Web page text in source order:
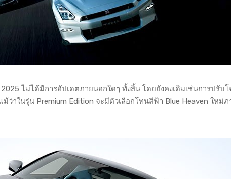
ไม่ได้มีการอัปเดตภายนอกใดๆ ทั้งสิ้น โดยยังคงเดิมเช่นการปรับ
าในรุ่น Premium Edition จะมีตัวเลือกโทนสีฟ้า Blue Heaven ใหม่ภ